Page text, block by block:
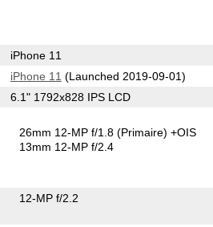
iPhone 11
iPhone 11 (Launched 2019-09-01)
6.1" 1792x828 IPS LCD
26mm 12-MP f/1.8(Primaire) +OIS
13mm 12-MP f/2.4
12-MP f/2.2